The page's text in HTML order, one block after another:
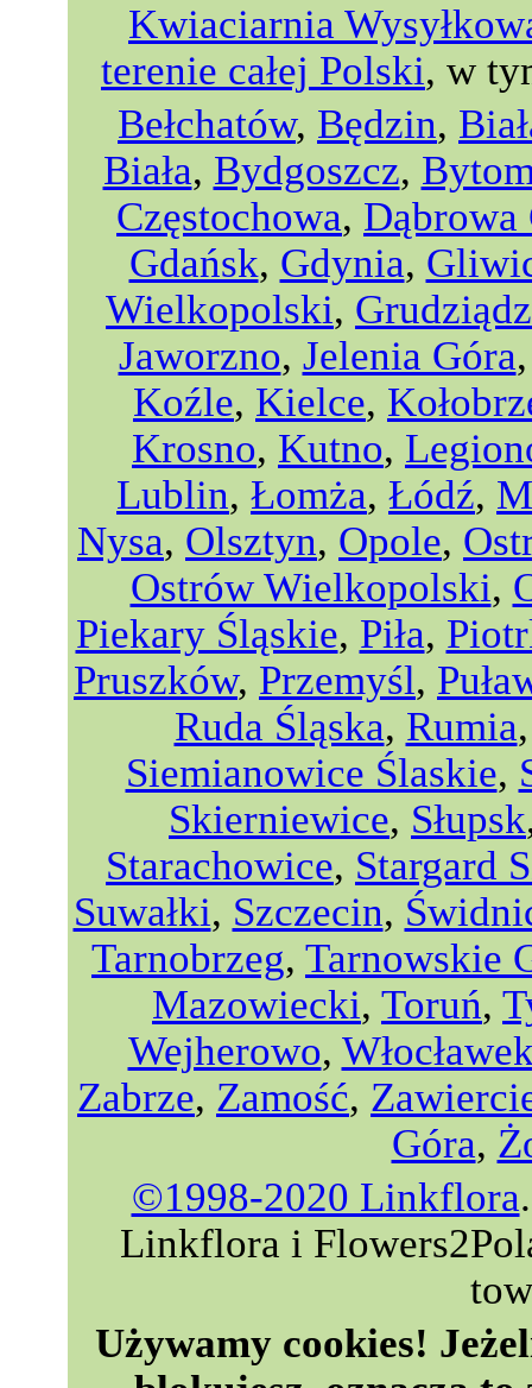
Kwiaciarnia
terenie całej Polski, w
Bełchatów, Będzin,
Biała, Bydgoszcz,
Częstochowa, Dąbrowa
Gdańsk, Gdynia,
Wielkopolski, Grudziądz
Jaworzno, Jelenia Góra
Koźle, Kielce,
Krosno, Kutno,
Lublin, Łomża, Łódź,
Nysa, Olsztyn, Opole,
Ostrów Wielkopolski,
Piekary Śląskie, Piła,
Pruszków, Przemyśl,
Ruda Śląska, Rumia
Siemianowice Ślaskie,
Skierniewice, Słupsk
Starachowice, Stargard
Suwałki, Szczecin,
Tarnobrzeg, Tarnowskie
Mazowiecki, Toruń,
Wejherowo,
Zabrze, Zamość,
Góra,
©1998-2020 Linkflora
Linkflora i
Używamy cookies!